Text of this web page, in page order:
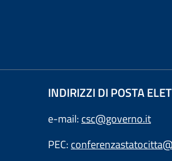
INDIRIZZI DI POSTA
e-mail: csc@governo.it
PEC: